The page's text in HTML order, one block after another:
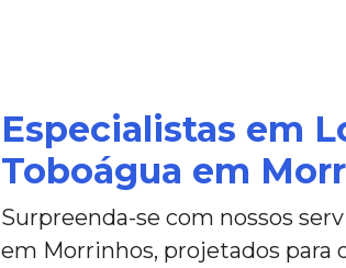
Especialistas em
Toboágua em
Surpreenda-se com nossos
em Morrinhos, projetados para